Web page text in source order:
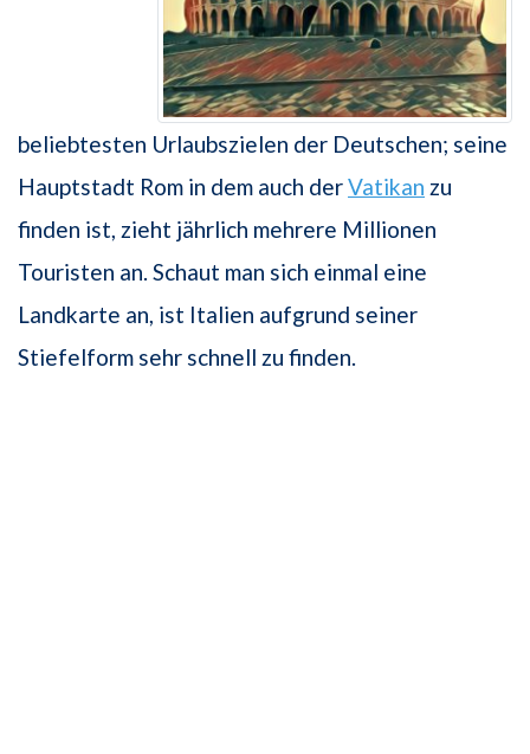
beliebtesten Urlaubszielen der Deutschen; seine
Hauptstadt Rom in dem auch derVatikan zu
finden ist, zieht jährlich mehrere Millionen
Touristen an. Schaut man sich einmal eine
Landkarte an, ist Italien aufgrund seiner
Stiefelform sehr schnell zu finden.